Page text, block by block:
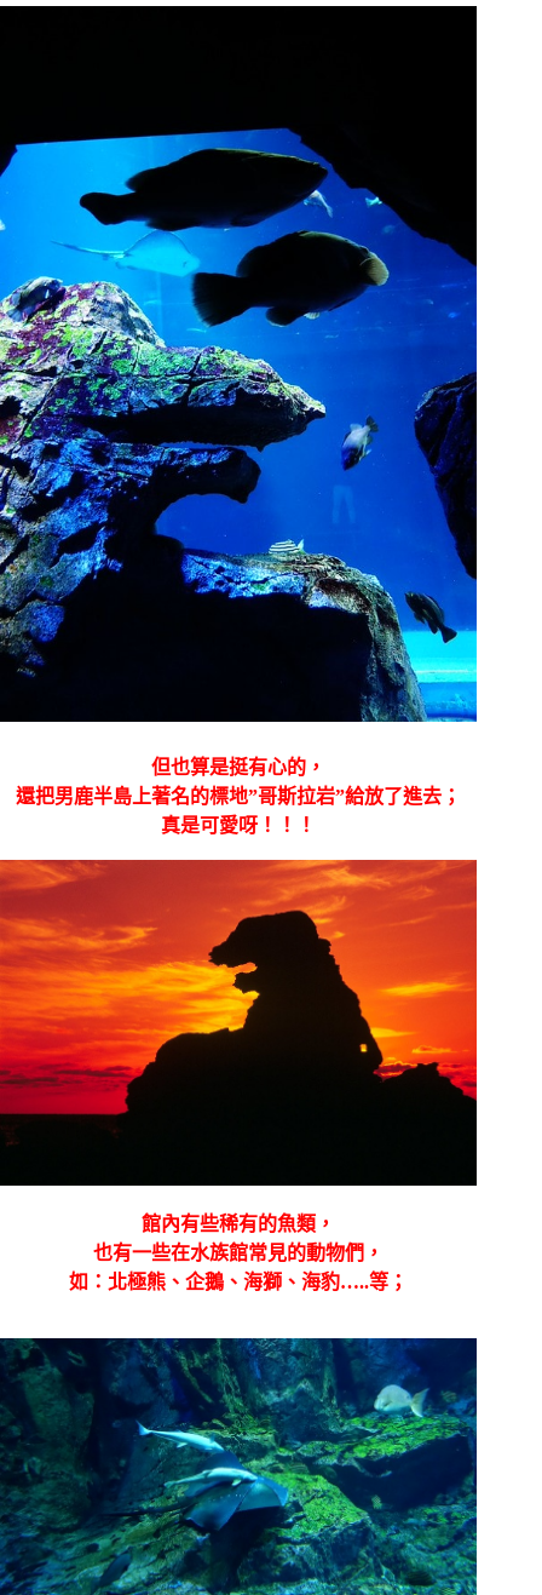
但也算是挺有心的，
還把男鹿半島上著名的標地”哥斯拉岩”給放了進去；
真是可愛呀！！！
館內有些稀有的魚類，
也有一些在水族館常見的動物們，
如：北極熊、企鵝、海獅、海豹…..等；